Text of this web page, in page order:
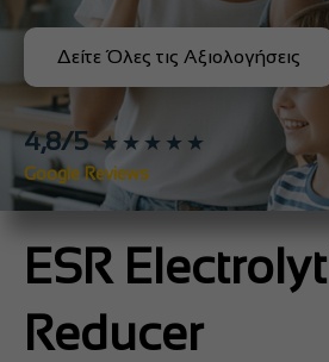
Δείτε Όλες τις Αξιολογήσεις
4,8/5 ★★★★★
Google Reviews
ESR
Reducer